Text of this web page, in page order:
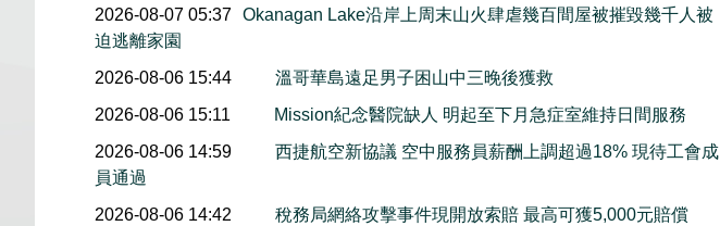
2026-08-07 05:37 Okanagan Lake沿岸上周末山火肆虐幾百間屋被摧毀幾千人被
迫逃離家園
2026-08-06 15:44
溫哥華島遠足男子困山中三晚後獲救
2026-08-06 15:11
Mission紀念醫院缺人 明起至下月急症室維持日間服務
2026-08-06 14:59
西捷航空新協議 空中服務員薪酬上調超過18% 現待工會成
員通過
2026-08-06 14:42
稅務局網絡攻擊事件現開放索賠 最高可獲5,000元賠償